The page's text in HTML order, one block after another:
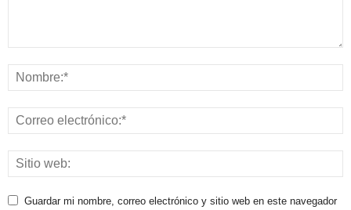
Guardar mi nombre, correo electrónico y sitio web en este navegador